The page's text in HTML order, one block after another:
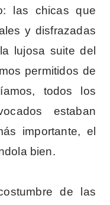
las chicas que
y disfrazadas
lujosa suite del
permitidos de
todos los
estaban
importante, el
bien.
de las